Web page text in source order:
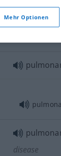
disease
Mehr Optionen